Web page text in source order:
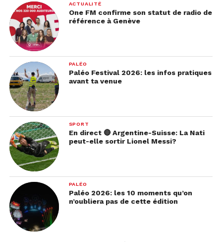
ACTUALITÉ
One FM confirme son statut de radio de
référence à Genève
PALÉO
Paléo Festival 2026: les infos pratiques
avant ta venue
SPORT
En direct 🔴 Argentine-Suisse: La Nati
peut-elle sortir Lionel Messi?
PALÉO
Paléo 2026: les 10 moments qu’on
n’oubliera pas de cette édition